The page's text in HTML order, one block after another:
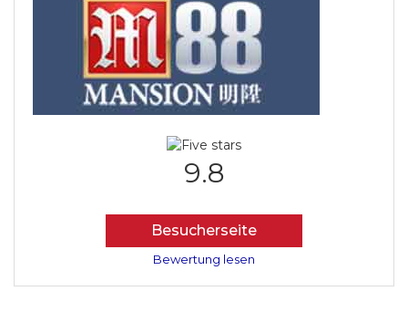
9.8
Besucherseite
Bewertung lesen